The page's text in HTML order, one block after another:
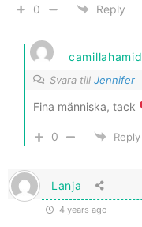
0 Reply
camillahamid
Svara till Jennifer
Fina människa, tack
0 Reply
Lanja
4 years ago